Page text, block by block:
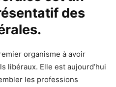
des
organisme à avoir
libéraux. Elle est aujourd’hui
les professions